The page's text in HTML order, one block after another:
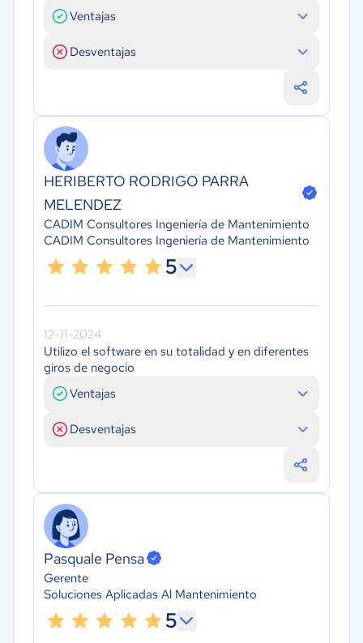
Ventajas
Desventajas
HERIBERTO RODRIGO PARRA
MELENDEZ
CADIM Consultores Ingeniería de Mantenimiento
CADIM Consultores Ingeniería de Mantenimiento
5
12-11-2024
Utilizo el software en su totalidad y en diferentes
giros de negocio
Ventajas
Desventajas
Pasquale Pensa
Gerente
Soluciones Aplicadas Al Mantenimiento
5